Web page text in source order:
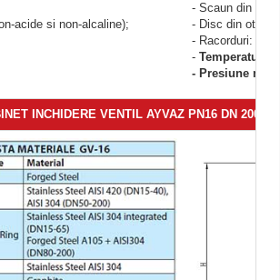
acide si non-alcaline);
- Scaun din otel
- Disc din otel
- Racorduri:
- Temperatura
- Presiune
INCHIDERE VENTIL AYVAZ PN16 DN 200-